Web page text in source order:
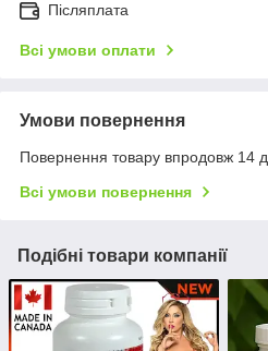
Післяплата
Всі умови оплати
Умови повернення
Повернення товару впродовж 14
Всі умови повернення
Подібні товари компанії